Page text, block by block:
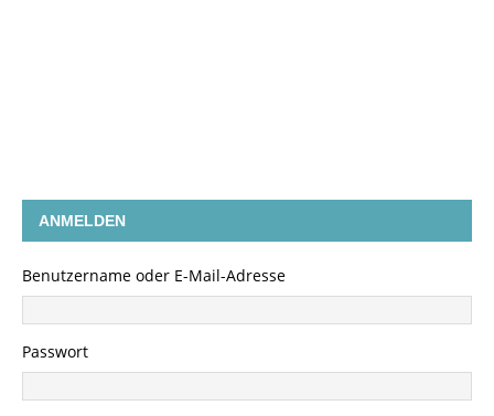
ANMELDEN
Benutzername oder E-Mail-Adresse
Passwort